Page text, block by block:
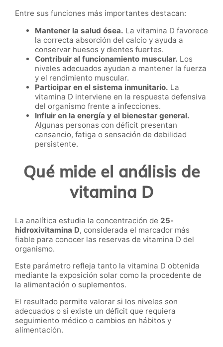
Entre sus funciones más importantes destacan:
Mantener la salud ósea. La vitamina D favorece
la correcta absorción del calcio y ayuda a
conservar huesos y dientes fuertes.
Contribuir al funcionamiento muscular. Los
niveles adecuados ayudan a mantener la fuerza
y el rendimiento muscular.
Participar en el sistema inmunitario. La
vitamina D interviene en la respuesta defensiva
del organismo frente a infecciones.
Influir en la energía y el bienestar general.
Algunas personas con déficit presentan
cansancio, fatiga o sensación de debilidad
persistente.
Qué mide el análisis de
vitamina D
La analítica estudia la concentración de 25-
hidroxivitamina D, considerada el marcador más
fiable para conocer las reservas de vitamina D del
organismo.
Este parámetro refleja tanto la vitamina D obtenida
mediante la exposición solar como la procedente de
la alimentación o suplementos.
El resultado permite valorar si los niveles son
adecuados o si existe un déficit que requiera
seguimiento médico o cambios en hábitos y
alimentación.